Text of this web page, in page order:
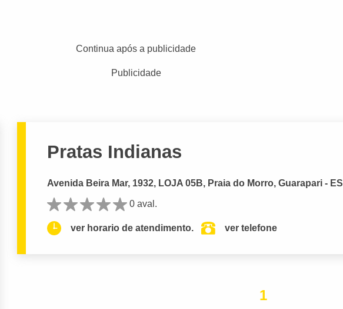
Continua após a publicidade
Publicidade
Pratas Indianas
Avenida Beira Mar, 1932, LOJA 05B, Praia do Morro, Guarapari - ES
0 aval.
ver horario de atendimento. ver telefone
1